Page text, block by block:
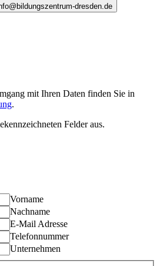
dresden.de
mit Ihren Daten finden Sie in
.
Felder aus.
Vorname
Nachname
E-Mail Adresse
Telefonnummer
Unternehmen